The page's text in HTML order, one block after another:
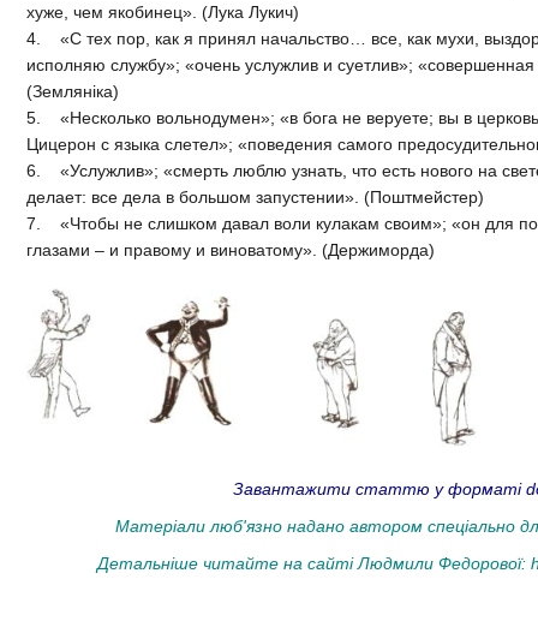
хуже, чем якобинец». (Лука Лукич)
4. «С тех пор, как я принял начальство… все, как мухи,
исполняю службу»; «очень услужлив и суетлив»;
(Земляніка)
5. «Несколько вольнодумен»; «в бога не веруете; вы в
Цицерон с языка слетел»; «поведения самого
6. «Услужлив»; «смерть люблю узнать, что есть нового на
делает: все дела в большом запустении». (Поштмейстер)
7. «Чтобы не слишком давал воли кулакам своим»; «он для
глазами – и правому и виноватому». (Держиморда)
Завантажити статтю у форматі
Матеріали люб'язно надано автором спеціально
Детальніше читайте на сайті Людмили Федорової: